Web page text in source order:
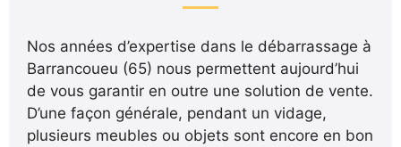
Nos années d’expertise dans le débarrassage à
Barrancoueu (65) nous permettent aujourd’hui
de vous garantir en outre une solution de vente.
D’une façon générale, pendant un vidage,
plusieurs meubles ou objets sont encore en bon